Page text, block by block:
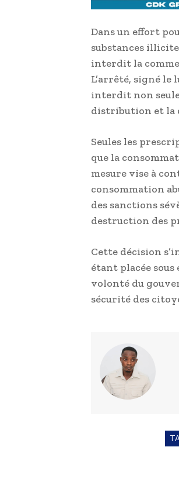
Dans un effort
substances
interdit la
L’arrêté, signé
interdit non
distribution et la
Seules les
que la
mesure vise à
consommation
des sanctions
destruction des
Cette décision
étant placée
volonté du
sécurité des